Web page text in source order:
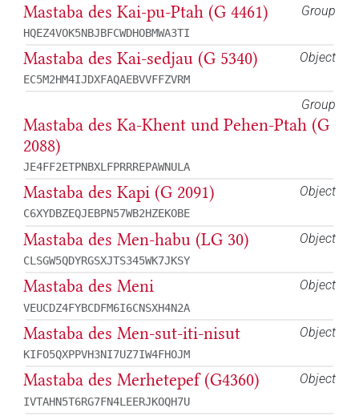
Group
Mastaba des Kai-pu-Ptah (G 4461)
HQEZ4VOK5NBJBFCWDHOBMWA3TI
Object
Mastaba des Kai-sedjau (G 5340)
EC5M2HM4IJDXFAQAEBVVFFZVRM
Group
Mastaba des Ka-Khent und Pehen-Ptah (G
2088)
JE4FF2ETPNBXLFPRRREPAWNULA
Object
Mastaba des Kapi (G 2091)
C6XYDBZEQJEBPN57WB2HZEKOBE
Object
Mastaba des Men-habu (LG 30)
CLSGW5QDYRGSXJTS345WK7JKSY
Object
Mastaba des Meni
VEUCDZ4FYBCDFM6I6CNSXH4N2A
Object
Mastaba des Men-sut-iti-nisut
KIFO5QXPPVH3NI7UZ7IW4FHOJM
Object
Mastaba des Merhetepef (G4360)
IVTAHN5T6RG7FN4LEERJKOQH7U